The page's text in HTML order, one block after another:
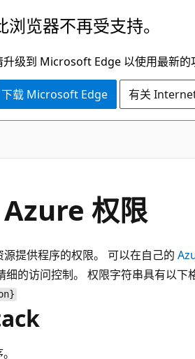
浏览器不再受支持。
升级到 Microsoft Edge 以使用最新的
下载 Microsoft Edge 有关
Azure 权限
提供程序的权限。 可以在自己的
的访问控制。 权限字符串具有以下格